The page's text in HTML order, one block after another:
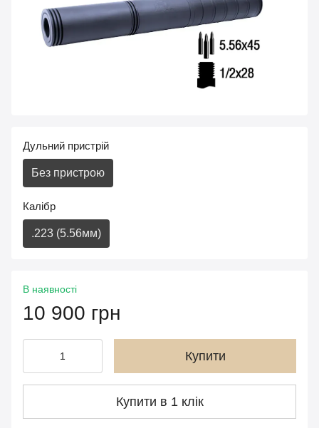
Дульний пристрій
Без пристрою
Калібр
.223 (5.56мм)
В наявності
10 900 грн
Купити
Купити в 1 клік